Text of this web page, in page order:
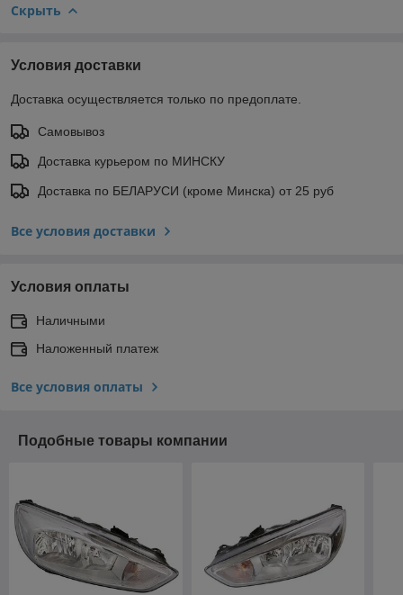
Скрыть
Условия доставки
Доставка осуществляется только по предоплате.
Самовывоз
Доставка курьером по МИНСКУ
Доставка по БЕЛАРУСИ (кроме Минска) от 25 руб
Все условия доставки
Условия оплаты
Наличными
Наложенный платеж
Все условия оплаты
Подобные товары компании